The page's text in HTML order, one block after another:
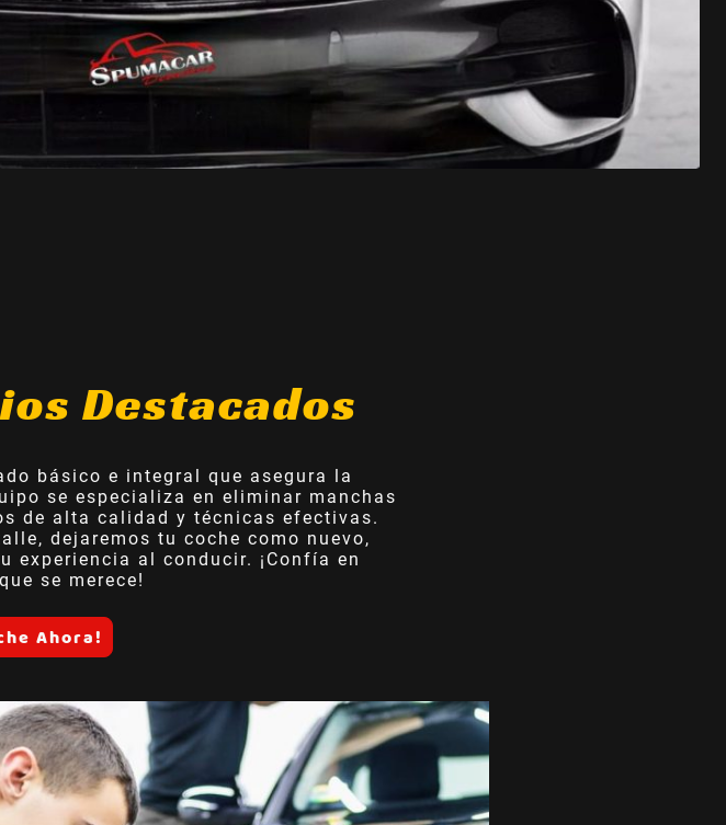
Destacados
básico e integral que asegura la
se especializa en eliminar manchas
de alta calidad y técnicas efectivas.
dejaremos tu coche como nuevo,
experiencia al conducir. ¡Confía en
se merece!
Ahora!